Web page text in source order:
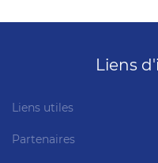
Liens
Liens utiles
Partenaires